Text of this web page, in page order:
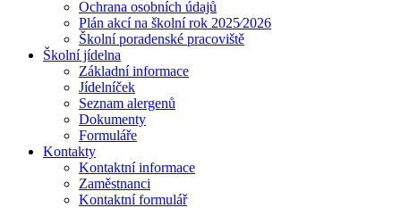
Ochrana osobních údajů
Plán akcí na školní rok 2025⁄2026
Školní poradenské pracoviště
Školní jídelna
Základní informace
Jídelníček
Seznam alergenů
Dokumenty
Formuláře
Kontakty
Kontaktní informace
Zaměstnanci
Kontaktní formulář